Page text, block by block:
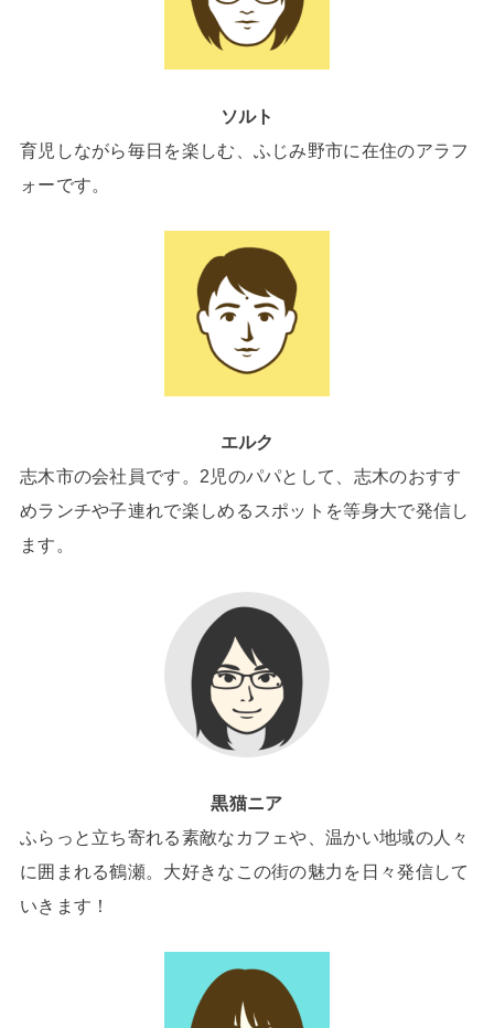
ソルト
育児しながら毎日を楽しむ、ふじみ野市に在住のアラフ
ォーです。
エルク
志木市の会社員です。2児のパパとして、志木のおすす
めランチや子連れで楽しめるスポットを等身大で発信し
ます。
黒猫ニア
ふらっと立ち寄れる素敵なカフェや、温かい地域の人々
に囲まれる鶴瀬。大好きなこの街の魅力を日々発信して
いきます！